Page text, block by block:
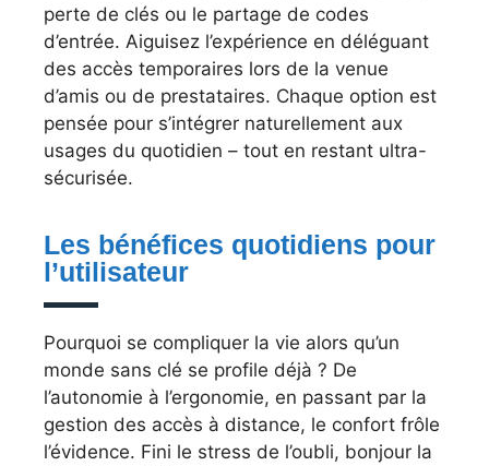
perte de clés ou le partage de codes
d’entrée. Aiguisez l’expérience en déléguant
des accès temporaires lors de la venue
d’amis ou de prestataires. Chaque option est
pensée pour s’intégrer naturellement aux
usages du quotidien – tout en restant ultra-
sécurisée.
Les bénéfices quotidiens pour
l’utilisateur
Pourquoi se compliquer la vie alors qu’un
monde sans clé se profile déjà ? De
l’autonomie à l’ergonomie, en passant par la
gestion des accès à distance, le confort frôle
l’évidence. Fini le stress de l’oubli, bonjour la